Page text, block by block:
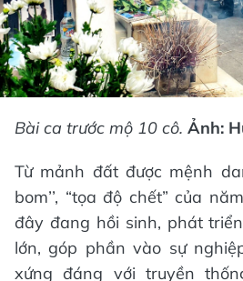
Bài ca trước mộ 10 cô. Ảnh:
Từ mảnh đất được mệnh
bom’’, “tọa độ chết” của
đây đang hồi sinh, phát
lớn, góp phần vào sự
xứng đáng với truyền